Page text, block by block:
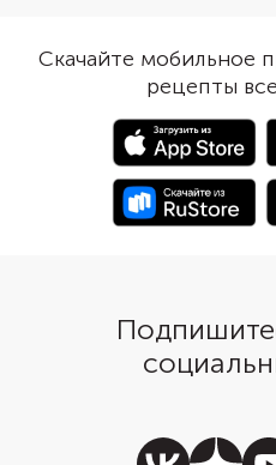
Скачайте мобильное
рецепты